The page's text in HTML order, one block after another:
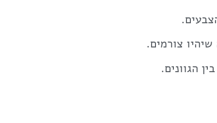
צורמים.
הגוונים.